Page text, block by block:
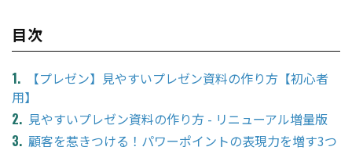
目次
【プレゼン】見やすいプレゼン資料の作り方【初心者
用】
見やすいプレゼン資料の作り方 - リニューアル増量版
顧客を惹きつける！パワーポイントの表現力を増す3つ